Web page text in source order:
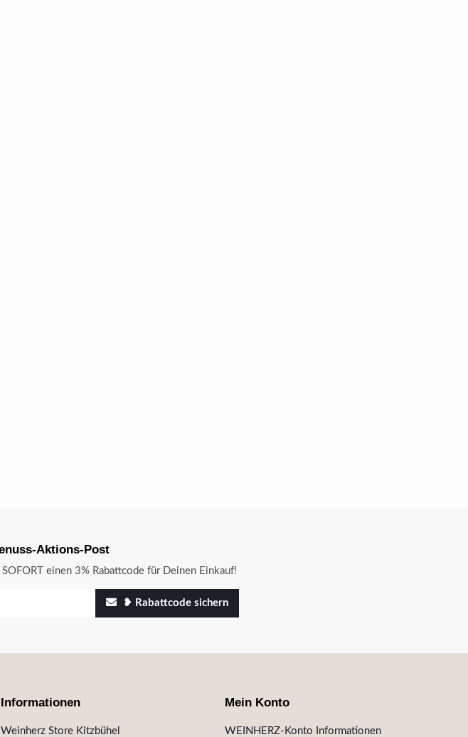
Aktions-Post
einen 3% Rabattcode für Deinen Einkauf!
❥ Rabattcode sichern
Informationen
Weinherz Store Kitzbühel
Mein Konto
WEINHERZ-Konto Informationen